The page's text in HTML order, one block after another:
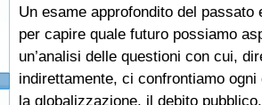
Un esame approfondito del passato
per capire quale futuro possiamo
un’analisi delle questioni con cui,
indirettamente, ci confrontiamo ogni
la globalizzazione, il debito